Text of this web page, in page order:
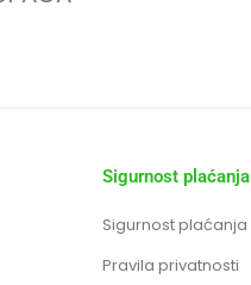
Sigurnost plaćanja
Sigurnost plaćanja
Pravila privatnosti